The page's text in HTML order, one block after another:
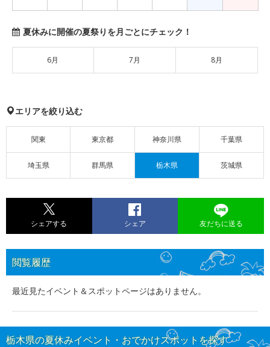
夏休みに開催の夏祭りを月ごとにチェック！
6月 7月 8月
エリアを絞り込む
関東 東京都 神奈川県 千葉県
埼玉県 群馬県 栃木県 茨城県
シェアする シェア 友だちに送る
閲覧履歴
最近見たイベント＆スポットページはありません。
栃木県の夏休みイベント・おでかけスポットを探す